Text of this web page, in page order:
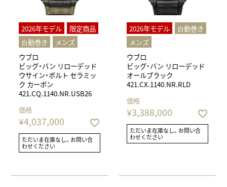
2026年モデル
限定商品
⾃動巻き
メンズ
ウブロ
ビッグ・バン リローデッド
ウサイン・ボルト セラミッ
ク カーボン
421.CQ.1140.NR.USB26
価格
¥4,037,000
ただいま在庫なし。お問い合
わせください
2026年モデル
⾃動巻き
メンズ
ウブロ
ビッグ・バン リローデッド
オールブラック
421.CX.1140.NR.RLD
価格
¥3,388,000
ただいま在庫なし。お問い合
わせください